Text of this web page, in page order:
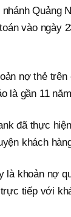
Quảng
vào ngày
nợ thẻ
là gần 11
đã thực
khách
là khoản nợ
tiếp với